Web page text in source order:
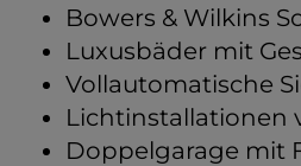
Bowers & Wilkins
Luxusbäder mit
Vollautomatische
Lichtinstallationen
Doppelgarage mit